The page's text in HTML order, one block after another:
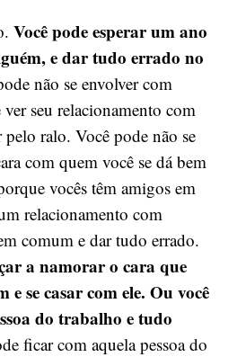
Você pode esperar um ano
e dar tudo errado no
não se envolver com
seu relacionamento com
ralo. Você pode não se
com quem você se dá bem
vocês têm amigos em
relacionamento com
comum e dar tudo errado.
a namorar o cara que
e se casar com ele. Ou você
do trabalho e tudo
ficar com aquela pessoa do